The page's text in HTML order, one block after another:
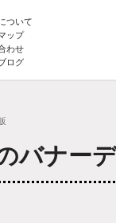
ついて
ップ
わせ
ログ
バナー